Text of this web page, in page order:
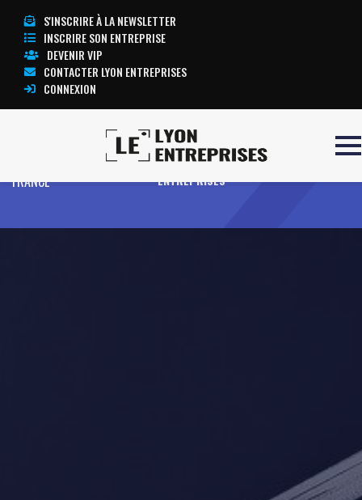
S'INSCRIRE À LA NEWSLETTER
INSCRIRE SON ENTREPRISE
DEVENIR VIP
CONTACTER LYON ENTREPRISES
CONNEXION
JOKAB SAFETY
FRANCE
TOUTE L’ACTUALITÉ LYON
ENTREPRISES